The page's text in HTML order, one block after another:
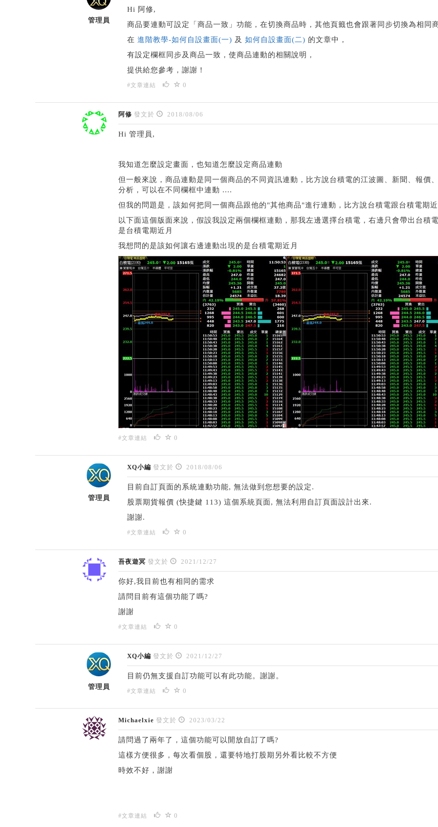
管理員
Hi 阿修,
商品要連動可設定「商品一致」功能，在切換商品時，其他頁籤也會跟著同步切換為相同商
在進階教學-如何自設畫面(一) 及如何自設畫面(二) 的文章中，
有設定欄框同步及商品一致，使商品連動的相關說明，
提供給您參考，謝謝！
#文章連結 0
阿修 發文於 2018/08/06
Hi 管理員,
我知道怎麼設定畫面，也知道怎麼設定商品連動
但一般來說，商品連動是同一個商品的不同資訊連動，比方說台積電的江波圖、新聞、報價
分析，可以在不同欄框中連動 ....
但我的問題是，該如何把同一個商品跟他的"其他商品"進行連動，比方說台積電跟台積電期近
以下面這個版面來說，假設我設定兩個欄框連動，那我左邊選擇台積電，右邊只會帶出台積
是台積電期近月
我想問的是該如何讓右邊連動出現的是台積電期近月
#文章連結 0
管理員
XQ小編 發文於 2018/08/06
目前自訂頁面的系統連動功能, 無法做到您想要的設定.
股票期貨報價 (快捷鍵 113) 這個系統頁面, 無法利用自訂頁面設計出來.
謝謝.
#文章連結 0
吾夜遊冥 發文於 2021/12/27
你好,我目前也有相同的需求
請問目前有這個功能了嗎?
謝謝
#文章連結 0
管理員
XQ小編 發文於 2021/12/27
目前仍無支援自訂功能可以有此功能。謝謝。
#文章連結 0
Michaelxie 發文於 2023/03/22
請問過了兩年了，這個功能可以開放自訂了嗎?
這樣方便很多，每次看個股，還要特地打股期另外看比較不方便
時效不好，謝謝
#文章連結 0